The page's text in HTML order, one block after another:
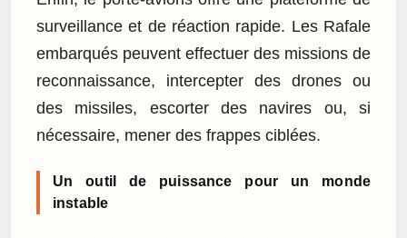
surveillance et de réaction rapide. Les Rafale
embarqués peuvent effectuer des missions de
reconnaissance, intercepter des drones ou
des missiles, escorter des navires ou, si
nécessaire, mener des frappes ciblées.
Un outil de puissance pour un monde
instable